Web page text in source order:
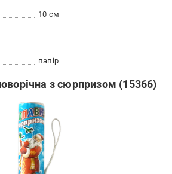
10 см
папір
з сюрпризом (15366)